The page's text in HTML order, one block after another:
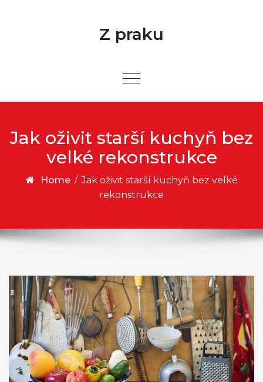
Z praku
Jak oživit starší kuchyň bez
velké rekonstrukce
Home / Jak oživit starší kuchyň bez velké
rekonstrukce